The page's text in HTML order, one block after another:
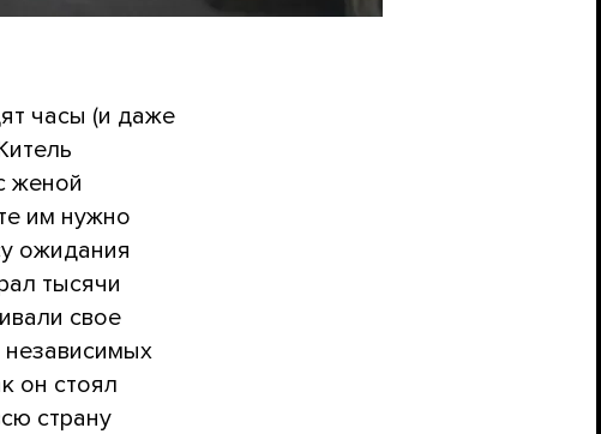
часы (и даже
женой
им нужно
ожидания
тысячи
свое
независимых
он стоял
страну